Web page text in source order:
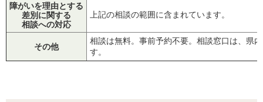
障がいを理由とする
差別に関する
相談への対応
上記の相談の範囲に含まれています。
その他
相談は無料。事前予約不要。相談窓口は、県
す。